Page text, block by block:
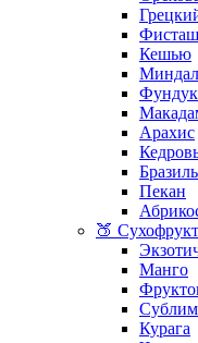
Кешью
Фундук
Арахис
Пекан
🍑
Манго
Курага